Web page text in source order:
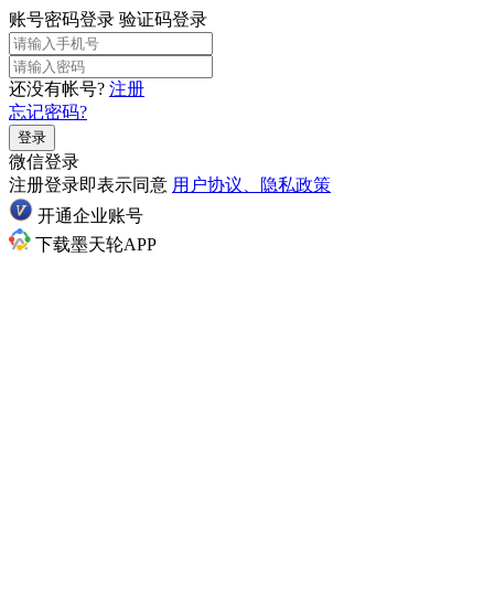
账号密码登录 验证码登录
还没有帐号? 注册
忘记密码?
登录
微信登录
注册登录即表示同意 用户协议、隐私政策
开通企业账号
下载墨天轮APP